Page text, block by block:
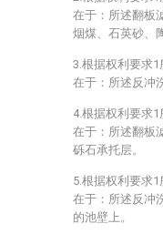
在于：所述翻板
烟煤、石英砂、
3.根据权利要求
在于：所述反冲
4.根据权利要求
在于：所述翻板
砾石承托层。
5.根据权利要求
在于：所述反冲
的池壁上。